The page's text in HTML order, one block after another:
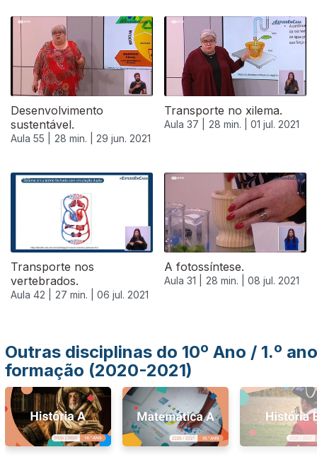
Desenvolvimento
sustentável.
Aula 55 | 28 min. | 29 jun. 2021
Transporte no xilema.
Aula 37 | 28 min. | 01 jul. 2021
Transporte nos
vertebrados.
Aula 42 | 27 min. | 06 jul. 2021
A fotossíntese.
Aula 31 | 28 min. | 08 jul. 2021
556082
Outras disciplinas do 10º Ano / 1.º ano
formação (2020-2021)